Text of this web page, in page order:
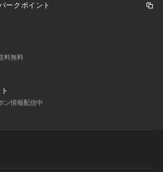
ークポイント
料無料
ン情報配信中